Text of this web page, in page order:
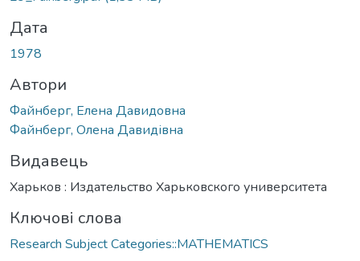
Дата
1978
Автори
Файнберг, Елена Давидовна
Файнберг, Олена Давидівна
Видавець
Харьков : Издательство Харьковского университета
Ключові слова
Research Subject Categories::MATHEMATICS